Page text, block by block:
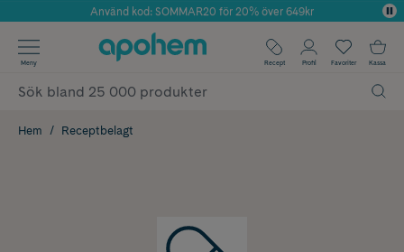
Årets Butik 2025 inom Skönhet
Använd kod: SOMMAR20 för 20% över 649kr
✓ Fri frakt
✓ Poäng på alla köp*
Meny Recept Profil Favoriter Kassa
Hem Receptbelagt